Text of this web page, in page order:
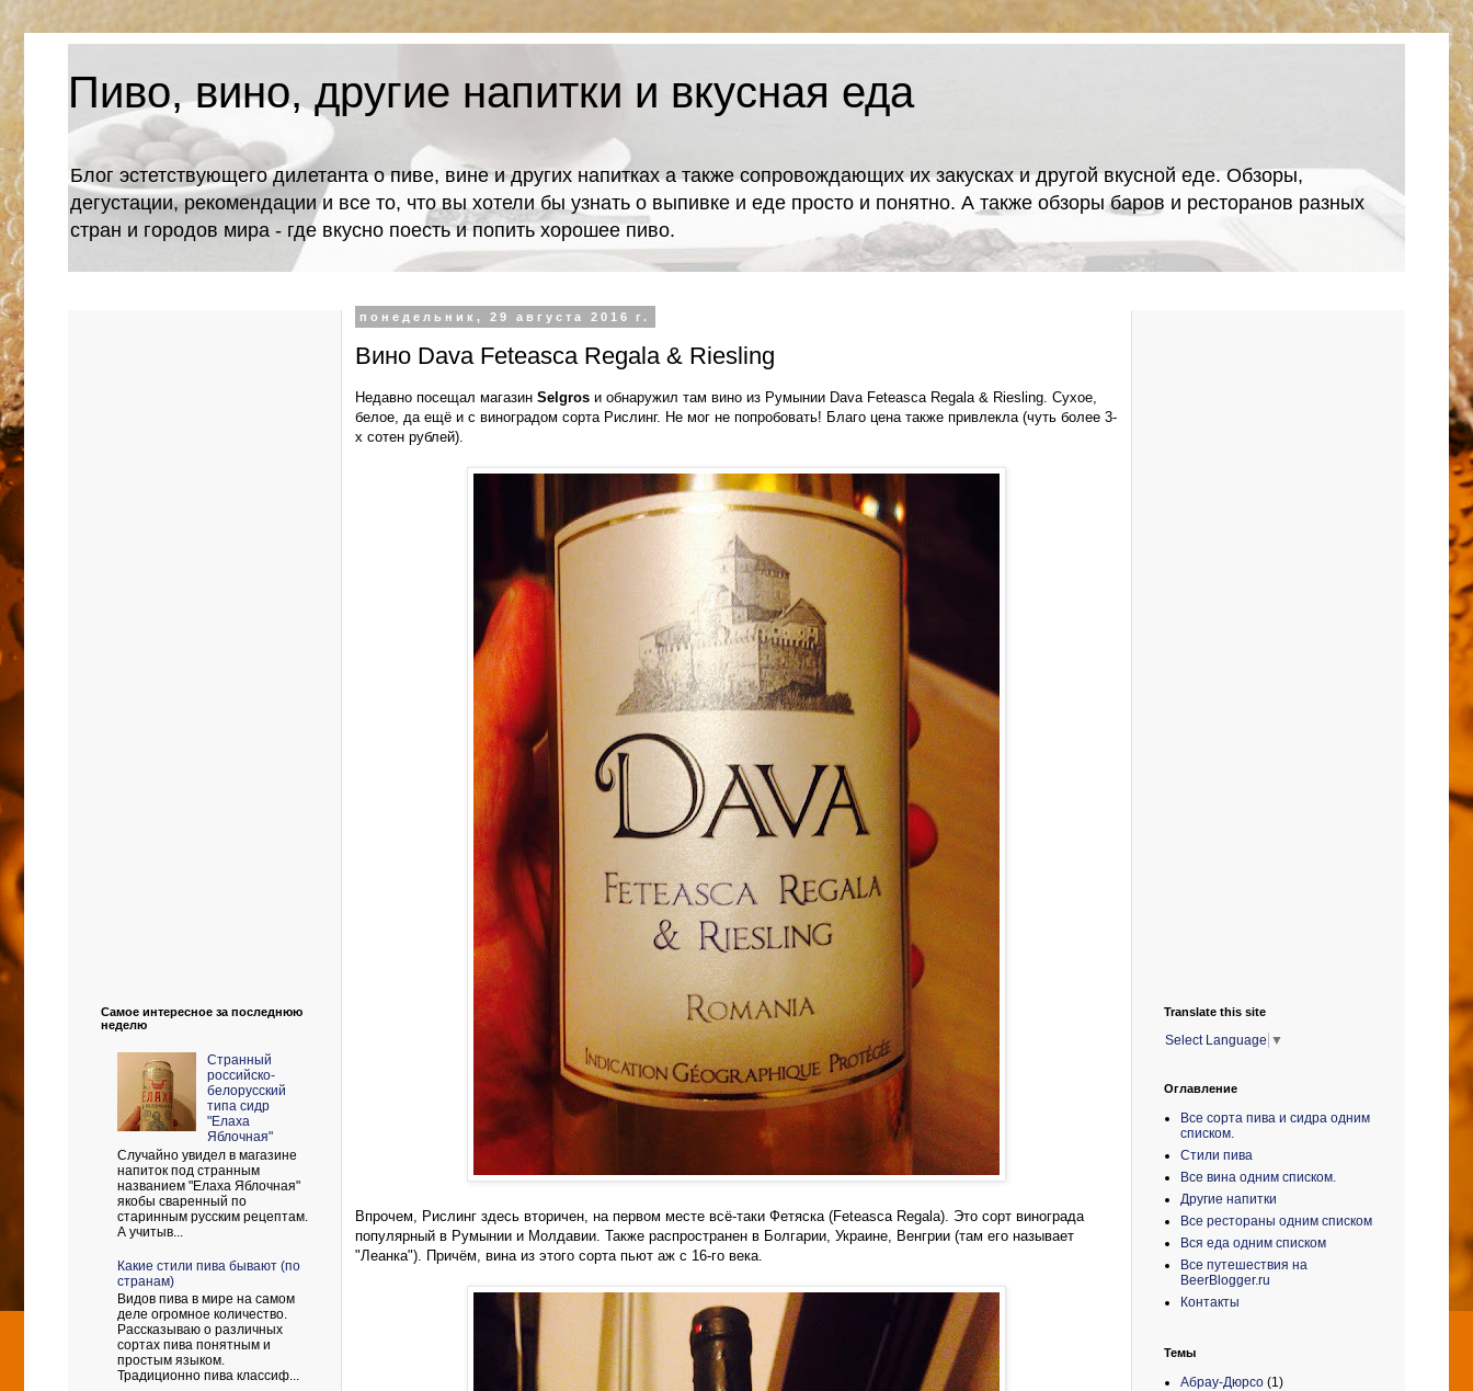
Пиво, вино, другие напитки и вкусная еда
Блог эстетствующего дилетанта о пиве, вине и других напитках а также сопровождающих их закусках и другой вкусной еде. Обзоры,
дегустации, рекомендации и все то, что вы хотели бы узнать о выпивке и еде просто и понятно. А также обзоры баров и ресторанов разных
стран и городов мира - где вкусно поесть и попить хорошее пиво.
понедельник, 29 августа 2016 г.
Вино Dava Feteasca Regala & Riesling
Недавно посещал магазин Selgros и обнаружил там вино из Румынии Dava Feteasca Regala & Riesling. Сухое,
белое, да ещё и с виноградом сорта Рислинг. Не мог не попробовать! Благо цена также привлекла (чуть более 3-
х сотен рублей).
Впрочем, Рислинг здесь вторичен, на первом месте всё-таки Фетяска (Feteasca Regala). Это сорт винограда
популярный в Румынии и Молдавии. Также распространен в Болгарии, Украине, Венгрии (там его называет
"Леанка"). Причём, вина из этого сорта пьют аж с 16-го века.
Самое интересное за последнюю
неделю
Странный
российско-
белорусский
типа сидр
"Елаха
Яблочная"
Случайно увидел в магазине
напиток под странным
названием "Елаха Яблочная"
якобы сваренный по
старинным русским рецептам.
А учитыв...
Какие стили пива бывают (по
странам)
Видов пива в мире на самом
деле огромное количество.
Рассказываю о различных
сортах пива понятным и
простым языком.
Традиционно пива классиф...
Translate this site
Select Language ▼
Оглавление
Все сорта пива и сидра одним
списком.
Стили пива
Все вина одним списком.
Другие напитки
Все рестораны одним списком
Вся еда одним списком
Все путешествия на
BeerBlogger.ru
Контакты
Темы
Абрау-Дюрсо (1)